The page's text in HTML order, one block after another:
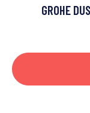
GROHE